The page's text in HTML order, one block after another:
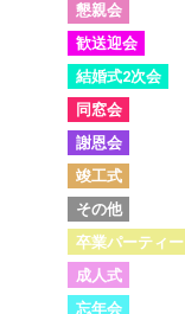
懇親会
歓送迎会
結婚式2次会
同窓会
謝恩会
竣工式
その他
卒業パーティー
成人式
忘年会